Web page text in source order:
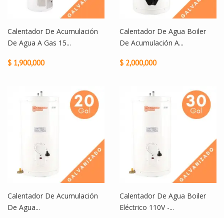
Calentador De Acumulación
De Agua A Gas 15...
$ 1,900,000
Calentador De Agua Boiler
De Acumulación A...
$ 2,000,000
Calentador De Acumulación
De Agua...
Calentador De Agua Boiler
Eléctrico 110V -...